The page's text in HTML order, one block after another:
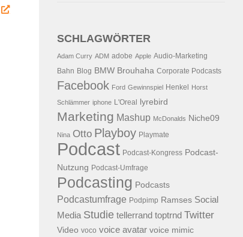
SCHLAGWÖRTER
Adam Curry ADM adobe Apple Audio-Marketing
Bahn Blog BMW Brouhaha Corporate Podcasts
Facebook Ford Gewinnspiel Henkel Horst
Schlämmer iphone L'Oreal lyrebird
Marketing Mashup McDonalds Niche09
Nina Otto Playboy Playmate
Podcast Podcast-Kongress Podcast-
Nutzung Podcast-Umfrage
Podcasting Podcasts
Podcastumfrage Podpimp Ramses Social
Media Studie tellerrand toptrnd Twitter
Video voco voice avatar voice mimic